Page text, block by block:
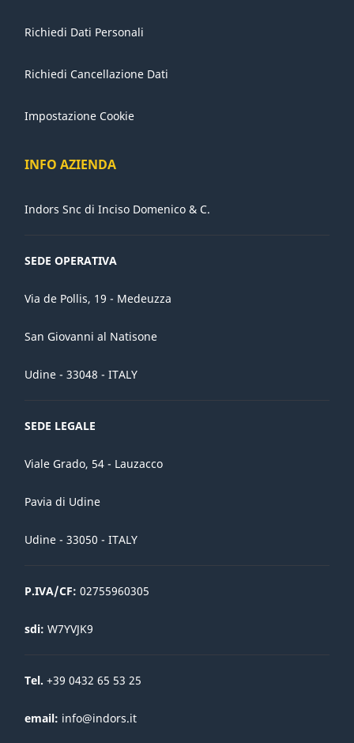
Richiedi Dati Personali
Richiedi Cancellazione Dati
Impostazione Cookie
INFO AZIENDA
Indors Snc di Inciso Domenico & C.
SEDE OPERATIVA
Via de Pollis, 19 - Medeuzza
San Giovanni al Natisone
Udine - 33048 - ITALY
SEDE LEGALE
Viale Grado, 54 - Lauzacco
Pavia di Udine
Udine - 33050 - ITALY
P.IVA/CF: 02755960305
sdi: W7YVJK9
Tel. +39 0432 65 53 25
email: info@indors.it